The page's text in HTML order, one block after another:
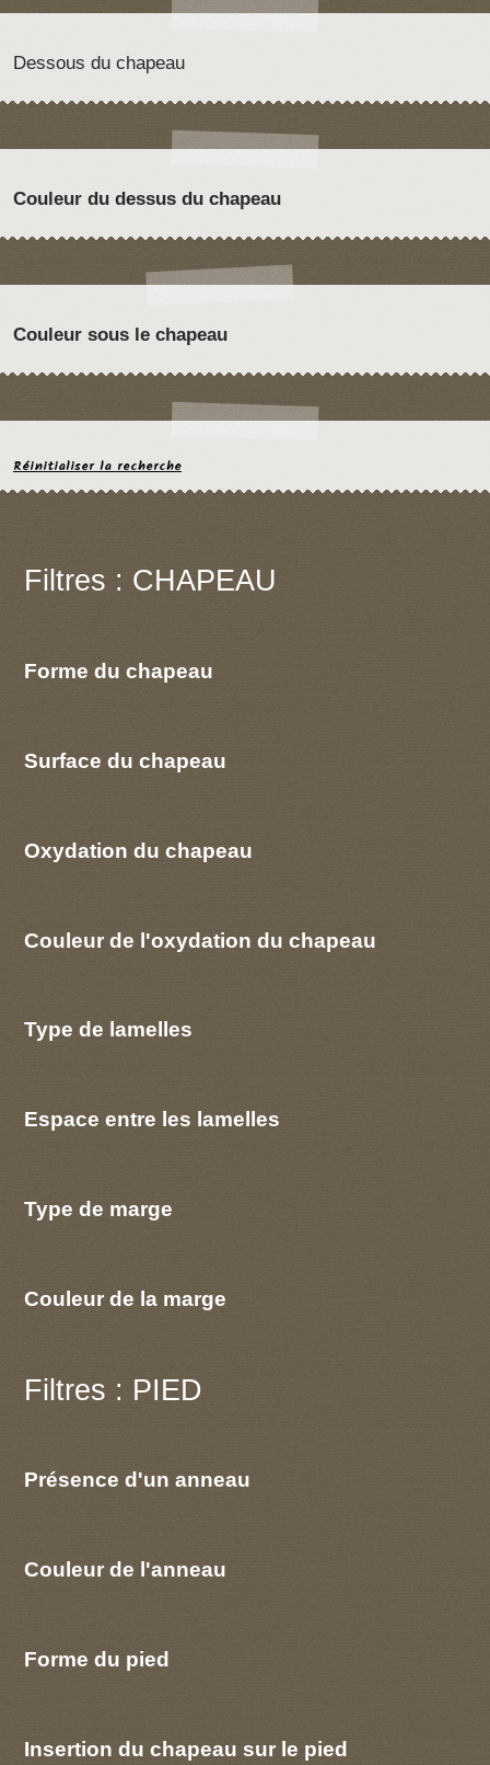
Dessous du chapeau
Couleur du dessus du chapeau
Couleur sous le chapeau
Réinitialiser la recherche
Filtres : CHAPEAU
Forme du chapeau
Surface du chapeau
Oxydation du chapeau
Couleur de l'oxydation du chapeau
Type de lamelles
Espace entre les lamelles
Type de marge
Couleur de la marge
Filtres : PIED
Présence d'un anneau
Couleur de l'anneau
Forme du pied
Insertion du chapeau sur le pied